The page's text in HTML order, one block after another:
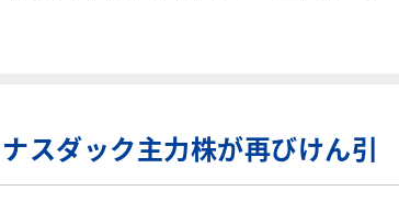
スダック主力株が再びけん引